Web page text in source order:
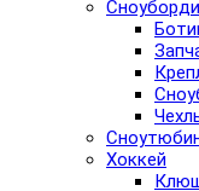
Хоккей